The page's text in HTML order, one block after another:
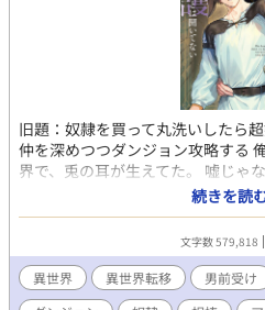
旧題：奴隷を買って丸洗いしたら
仲を深めつつダンジョン攻略する
界で、兎の耳が生えてた。 嘘じ
ブラウンの、ラブリーキュートな
や、まいったな。帰れんのかこれ
隷でも買うか。 買った悪魔奴隷
ジョン探索の相棒として護衛して
ほしさに契約したカイルだが、共
っていく。 「コイツは俺のだ。他
続きを読
文字数 579,818
異世界 異世界転移 男前受け